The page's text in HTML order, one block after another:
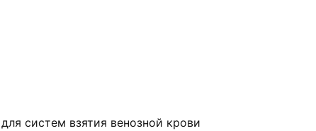
систем взятия венозной крови